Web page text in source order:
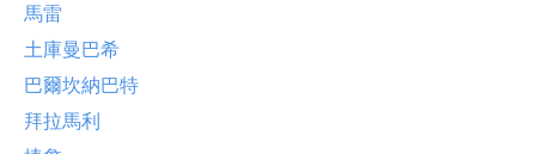
馬雷
土庫曼巴希
巴爾坎納巴特
拜拉馬利